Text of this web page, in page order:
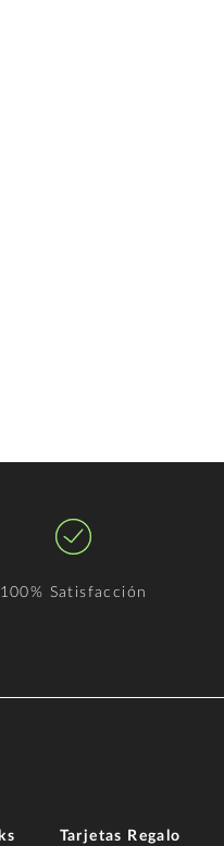
100% Satisfacción
Tarjetas Regalo